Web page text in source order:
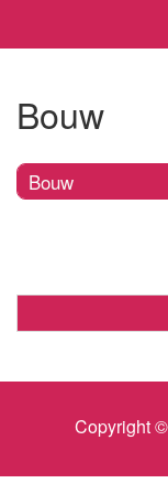
Bouw
Bouw
Copyright